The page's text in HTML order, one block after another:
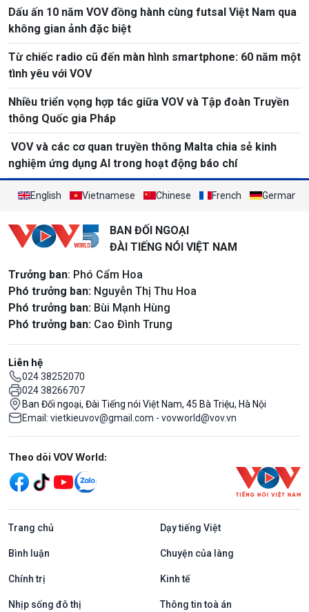
Dấu ấn 10 năm VOV đồng hành cùng futsal Việt Nam qua
không gian ảnh đặc biệt
Từ chiếc radio cũ đến màn hình smartphone: 60 năm một
tình yêu với VOV
Nhiều triển vọng hợp tác giữa VOV và Tập đoàn Truyền
thông Quốc gia Pháp
VOV và các cơ quan truyền thông Malta chia sẻ kinh
nghiệm ứng dụng AI trong hoạt động báo chí
English Vietnamese Chinese French German
BAN ĐỐI NGOẠI
ĐÀI TIẾNG NÓI VIỆT NAM
Trưởng ban: Phó Cẩm Hoa
Phó trưởng ban: Nguyễn Thị Thu Hoa
Phó trưởng ban: Bùi Mạnh Hùng
Phó trưởng ban: Cao Đình Trung
Liên hệ
024 38252070
024 38266707
Ban Đối ngoại, Đài Tiếng nói Việt Nam, 45 Bà Triệu, Hà Nội
Email: vietkieuvov@gmail.com - vovworld@vov.vn
Mạng xã hội
Theo dõi VOV World:
Trang chủ Dạy tiếng Việt
Bình luận Chuyện của làng
Chính trị Kinh tế
Nhịp sống đô thị Thông tin toà án